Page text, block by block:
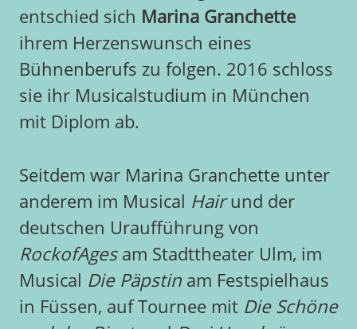
entschied sich Marina Granchette
ihrem Herzenswunsch eines
Bühnenberufs zu folgen. 2016 schloss
sie ihr Musicalstudium in München
mit Diplom ab.
Seitdem war Marina Granchette unter
anderem im Musical Hairund der
deutschen Uraufführung von
RockofAgesam Stadttheater Ulm, im
Musical Die Päpstin am Festspielhaus
in Füssen, auf Tournee mit Die Schöne